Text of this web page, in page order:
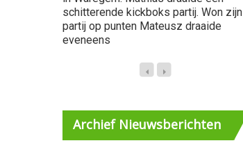
schitterende kickboks partij. Won zijn
partij op punten Mateusz draaide
eveneens
ArchiefNieuwsberichten